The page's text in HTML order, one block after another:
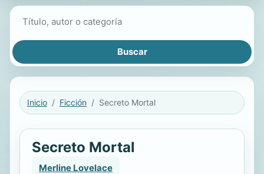
Inicio Ficción Secreto Mortal
Secreto Mortal
Merline Lovelace